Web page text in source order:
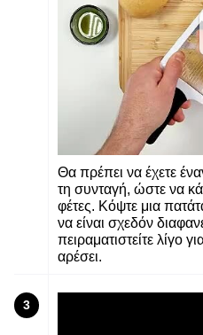
Θα πρέπει να έχετε
τη συνταγή, ώστε να
φέτες. Κόψτε μια
να είναι σχεδόν
πειραματιστείτε λίγο
αρέσει.
3